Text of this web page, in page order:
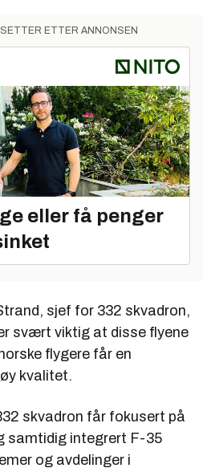
ETTER ANNONSEN
eller få penger
sjef for 332 skvadron,
svært viktig at disse flyene
flygere får en
kvalitet.
skvadron får fokusert på
samtidig integrert F-35
og avdelinger i